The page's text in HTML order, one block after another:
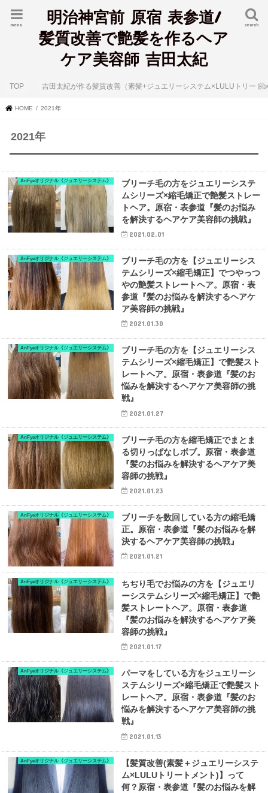
明治神宮前 原宿 表参道/
髪質改善で艶髪を作るヘア
ケア美容師 吉田太紀
search
menu
TOP 吉田太紀が作る髪質改善（素髪+ジュエリーシステム×LULUトリート
HOME 2021年
2021年
AnFyeオリジナル《ジュエリーシステム》
ブリーチ毛の方をジュエリーシステ
ムシリーズ×縮毛矯正で艶髪ストレー
トヘア。原宿・表参道『髪のお悩み
を解決するヘアケア美容師の挑戦』
2021.02.01
AnFyeオリジナル《ジュエリーシステム》
ブリーチ毛の方を【ジュエリーシス
テムシリーズ×縮毛矯正】でつやっつ
やの艶髪ストレートヘア。原宿・表
参道『髪のお悩みを解決するヘアケ
ア美容師の挑戦』
2021.01.30
AnFyeオリジナル《ジュエリーシステム》
ブリーチ毛の方を【ジュエリーシス
テムシリーズ×縮毛矯正】で艶髪スト
レートヘア。原宿・表参道『髪のお
悩みを解決するヘアケア美容師の挑
戦』
2021.01.27
AnFyeオリジナル《ジュエリーシステム》
ブリーチ毛の方を縮毛矯正でまとま
る切りっぱなしボブ。原宿・表参道
『髪のお悩みを解決するヘアケア美
容師の挑戦』
2021.01.23
AnFyeオリジナル《ジュエリーシステム》
ブリーチを数回している方の縮毛矯
正。原宿・表参道『髪のお悩みを解
決するヘアケア美容師の挑戦』
2021.01.21
AnFyeオリジナル《ジュエリーシステム》
ちぢり毛でお悩みの方を【ジュエリ
ーシステムシリーズ×縮毛矯正】で艶
髪ストレートヘア。原宿・表参道
『髪のお悩みを解決するヘアケア美
容師の挑戦』
2021.01.17
AnFyeオリジナル《ジュエリーシステム》
パーマをしている方をジュエリーシ
ステムシリーズ×縮毛矯正で艶髪スト
レートヘア。原宿・表参道『髪のお
悩みを解決するヘアケア美容師の挑
戦』
2021.01.13
AnFyeオリジナル《ジュエリーシステム》
【髪質改善(素髪＋ジュエリーシステ
ム×LULUトリートメント)】って
何？原宿・表参道『髪のお悩みを解